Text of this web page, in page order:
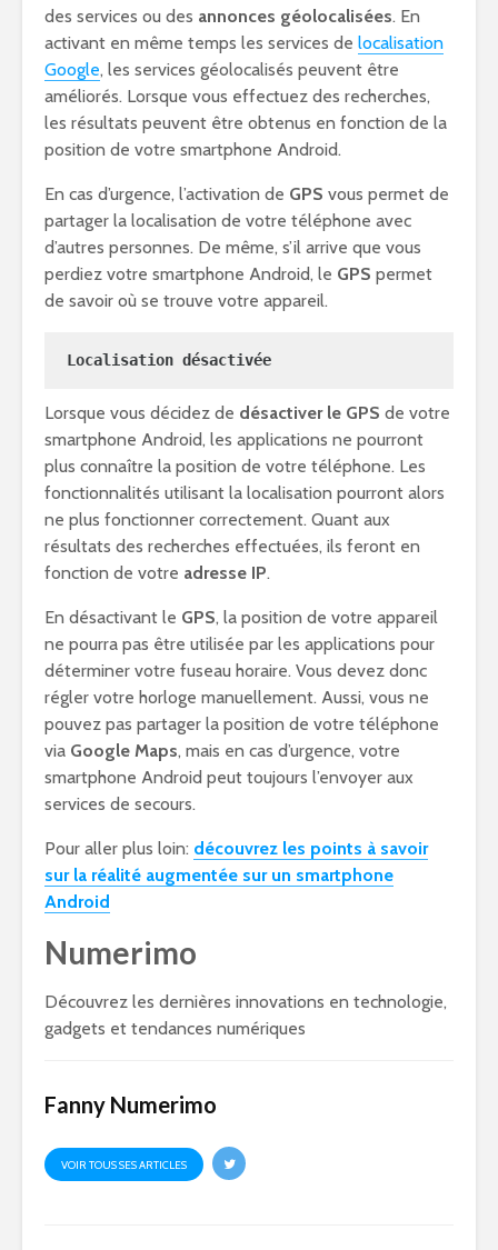
des services ou des annonces géolocalisées. En
activant en même temps les services de localisation
Google, les services géolocalisés peuvent être
améliorés. Lorsque vous effectuez des recherches,
les résultats peuvent être obtenus en fonction de la
position de votre smartphone Android.
En cas d’urgence, l’activation de GPS vous permet de
partager la localisation de votre téléphone avec
d’autres personnes. De même, s’il arrive que vous
perdiez votre smartphone Android, le GPS permet
de savoir où se trouve votre appareil.
Localisation désactivée
Lorsque vous décidez de désactiver le GPS de votre
smartphone Android, les applications ne pourront
plus connaître la position de votre téléphone. Les
fonctionnalités utilisant la localisation pourront alors
ne plus fonctionner correctement. Quant aux
résultats des recherches effectuées, ils feront en
fonction de votre adresse IP.
En désactivant le GPS, la position de votre appareil
ne pourra pas être utilisée par les applications pour
déterminer votre fuseau horaire. Vous devez donc
régler votre horloge manuellement. Aussi, vous ne
pouvez pas partager la position de votre téléphone
via Google Maps, mais en cas d’urgence, votre
smartphone Android peut toujours l’envoyer aux
services de secours.
Pour aller plus loin: découvrez les points à savoir
sur la réalité augmentée sur un smartphone
Android
Numerimo
Découvrez les dernières innovations en technologie,
gadgets et tendances numériques
Fanny Numerimo
VOIR TOUS SES ARTICLES